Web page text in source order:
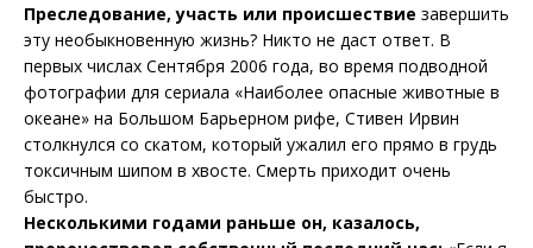
Преследование, участь или происшествие завершить
эту необыкновенную жизнь? Никто не даст ответ. В
первых числах Сентября 2006 года, во время подводной
фотографии для сериала «Наиболее опасные животные в
океане» на Большом Барьерном рифе, Стивен Ирвин
столкнулся со скатом, который ужалил его прямо в грудь
токсичным шипом в хвосте. Смерть приходит очень
быстро.
Несколькими годами раньше он, казалось,